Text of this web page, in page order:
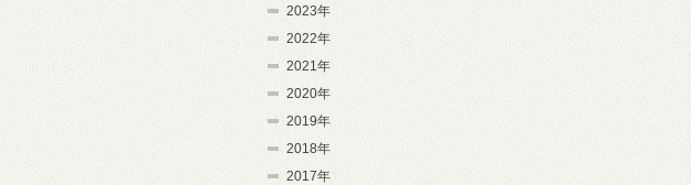
2023年
2022年
2021年
2020年
2019年
2018年
2017年